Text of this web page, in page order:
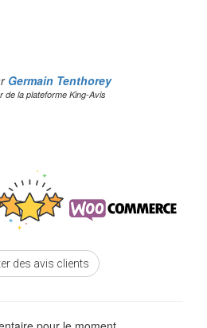
Germain Tenthorey
de la plateforme King-Avis
des avis clients